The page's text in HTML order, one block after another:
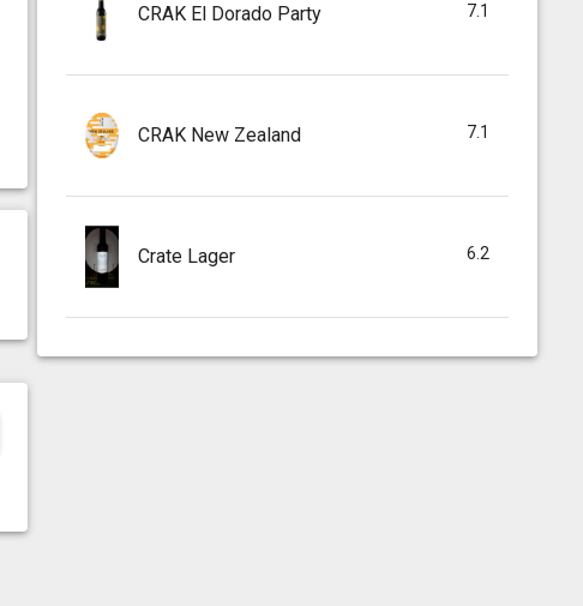
CRAK El Dorado Party 7.1
CRAK New Zealand 7.1
Crate Lager 6.2